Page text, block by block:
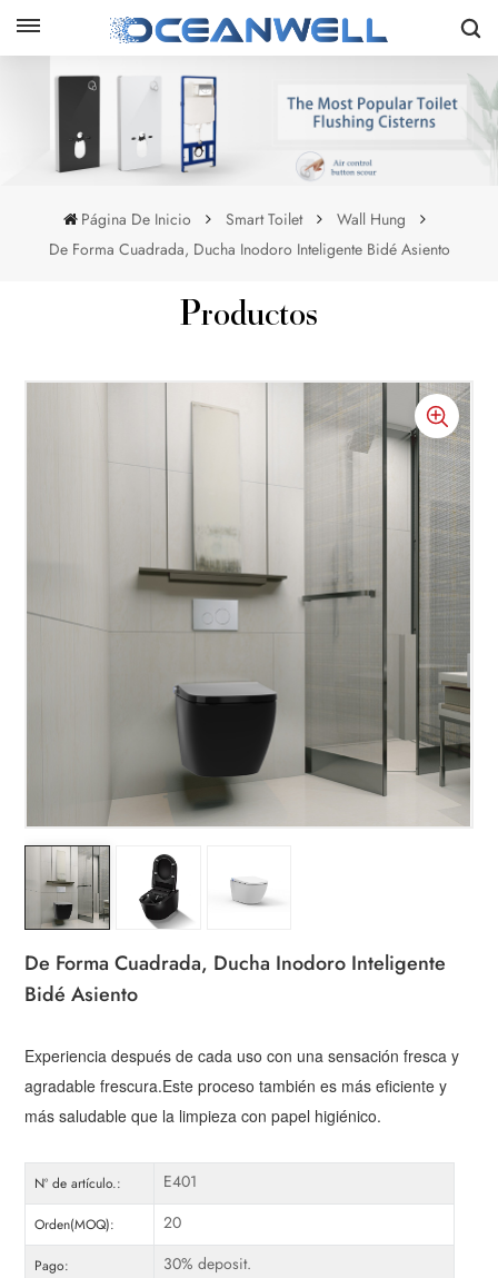
Página De Inicio Smart Toilet
Wall Hung
De Forma Cuadrada, Ducha Inodoro Inteligente Bidé Asiento
Productos
De Forma Cuadrada, Ducha Inodoro Inteligente
Bidé Asiento
Experiencia después de cada uso con una sensación fresca y
agradable frescura.Este proceso también es más eficiente y
más saludable que la limpieza con papel higiénico.
Nº de artículo.: E401
Orden(MOQ): 20
Pago: 30% deposit.